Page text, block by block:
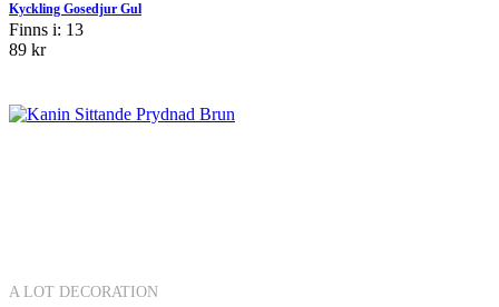
Kyckling Gosedjur Gul
Finns i: 13
89 kr
A LOT DECORATION